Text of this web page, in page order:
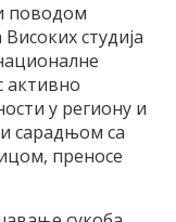
поводом
студија
активно
у региону и
сарадњом са
преносе